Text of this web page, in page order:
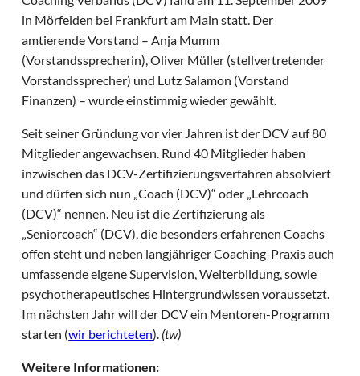
in Mörfelden bei Frankfurt am Main statt. Der
amtierende Vorstand – Anja Mumm
(Vorstandssprecherin), Oliver Müller (stellvertretender
Vorstandssprecher) und Lutz Salamon (Vorstand
Finanzen) – wurde einstimmig wieder gewählt.
Seit seiner Gründung vor vier Jahren ist der DCV auf 80
Mitglieder angewachsen. Rund 40 Mitglieder haben
inzwischen das DCV-Zertifizierungsverfahren absolviert
und dürfen sich nun „Coach (DCV)“ oder „Lehrcoach
(DCV)“ nennen. Neu ist die Zertifizierung als
„Seniorcoach“ (DCV), die besonders erfahrenen Coachs
offen steht und neben langjähriger Coaching-Praxis auch
umfassende eigene Supervision, Weiterbildung, sowie
psychotherapeutisches Hintergrundwissen voraussetzt.
Im nächsten Jahr will der DCV ein Mentoren-Programm
starten (wir berichteten). (tw)
Weitere Informationen: